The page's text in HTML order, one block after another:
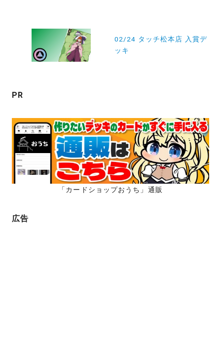
ン
02/24 タッチ松本店 入賞デ
ッキ
PR
「カードショップおうち」通販
広告